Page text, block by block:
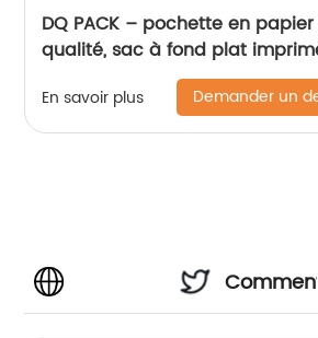
DQ PACK – pochette en
qualité, sac à fond plat
En savoir plus Demander un